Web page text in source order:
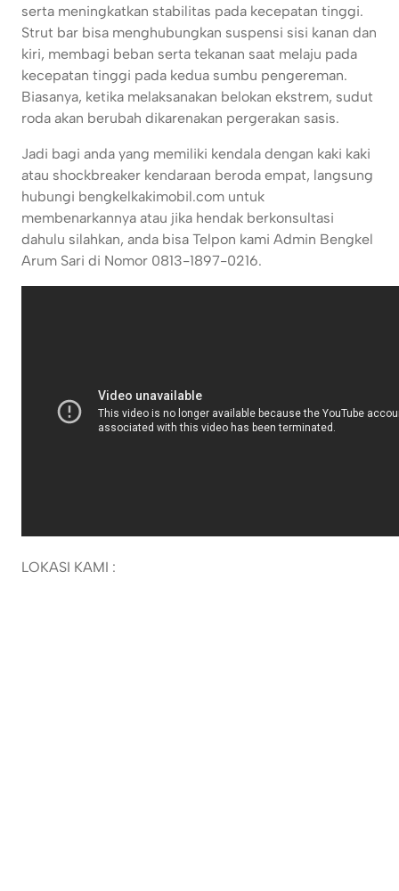
serta meningkatkan stabilitas pada kecepatan tinggi.
Strut bar bisa menghubungkan suspensi sisi kanan dan
kiri, membagi beban serta tekanan saat melaju pada
kecepatan tinggi pada kedua sumbu pengereman.
Biasanya, ketika melaksanakan belokan ekstrem, sudut
roda akan berubah dikarenakan pergerakan sasis.
Jadi bagi anda yang memiliki kendala dengan kaki kaki
atau shockbreaker kendaraan beroda empat, langsung
hubungi bengkelkakimobil.com untuk
membenarkannya atau jika hendak berkonsultasi
dahulu silahkan, anda bisa Telpon kami Admin Bengkel
Arum Sari di Nomor 0813-1897-0216.
LOKASI KAMI :